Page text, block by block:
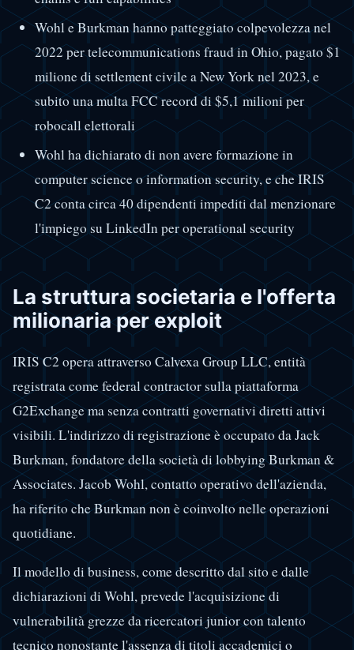
Wohl e Burkman hanno patteggiato colpevolezza nel
2022 per telecommunications fraud in Ohio, pagato $1
milione di settlement civile a New York nel 2023, e
subito una multa FCC record di $5,1 milioni per
robocall elettorali
Wohl ha dichiarato di non avere formazione in
computer science o information security, e che IRIS
C2 conta circa 40 dipendenti impediti dal menzionare
l'impiego su LinkedIn per operational security
La struttura societaria e l'offerta
milionaria per exploit
IRIS C2 opera attraverso Calvexa Group LLC, entità
registrata come federal contractor sulla piattaforma
G2Exchange ma senza contratti governativi diretti attivi
visibili. L'indirizzo di registrazione è occupato da Jack
Burkman, fondatore della società di lobbying Burkman &
Associates. Jacob Wohl, contatto operativo dell'azienda,
ha riferito che Burkman non è coinvolto nelle operazioni
quotidiane.
Il modello di business, come descritto dal sito e dalle
dichiarazioni di Wohl, prevede l'acquisizione di
vulnerabilità grezze da ricercatori junior con talento
tecnico nonostante l'assenza di titoli accademici o